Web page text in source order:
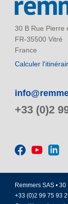
30 B Rue Pierre
FR-35500 Vitré
France
Calculer
+33 (0)2
Remmers SAS •
+33 (0)2 99 75 93